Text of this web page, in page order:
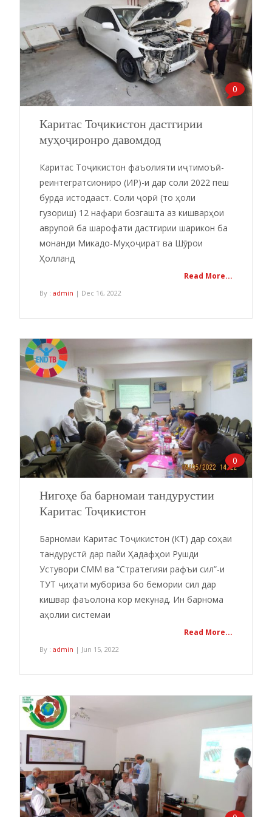
0
Каритас Тоҷикистон дастгирии
муҳоҷиронро давомдод
Каритас Тоҷикистон фаъолияти иҷтимоъӣ-
реинтегратсиониро (ИР)-и дар соли 2022 пеш
бурда истодааст. Соли ҷорӣ (то ҳоли
гузориш) 12 нафари бозгашта аз кишварҳои
аврупоӣ ба шарофати дастгирии шарикон ба
монанди Микадо-Муҳоҷират ва Шӯрои
Ҳолланд
Read More...
By : admin | Dec 16, 2022
0
Нигоҳе ба барномаи тандурустии
Каритас Тоҷикистон
Барномаи Каритас Тоҷикистон (КТ) дар соҳаи
тандурустӣ дар пайи Ҳадафҳои Рушди
Устувори CММ ва “Стратегияи рафъи сил”-и
ТУТ ҷиҳати мубориза бо бемории сил дар
кишвар фаъолона кор мекунад. Ин барнома
аҳолии системаи
Read More...
By : admin | Jun 15, 2022